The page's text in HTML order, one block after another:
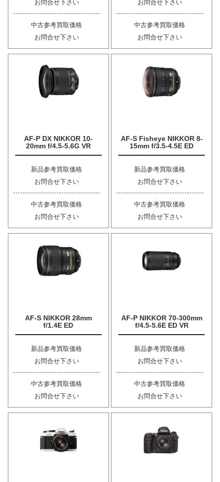
お問合せ下さい
中古参考買取価格
お問合せ下さい
お問合せ下さい
中古参考買取価格
お問合せ下さい
AF-P DX NIKKOR 10-
20mm f/4.5-5.6G VR
新品参考買取価格
お問合せ下さい
中古参考買取価格
お問合せ下さい
AF-S Fisheye NIKKOR 8-
15mm f/3.5-4.5E ED
新品参考買取価格
お問合せ下さい
中古参考買取価格
お問合せ下さい
AF-S NIKKOR 28mm
f/1.4E ED
新品参考買取価格
お問合せ下さい
中古参考買取価格
お問合せ下さい
AF-P NIKKOR 70-300mm
f/4.5-5.6E ED VR
新品参考買取価格
お問合せ下さい
中古参考買取価格
お問合せ下さい